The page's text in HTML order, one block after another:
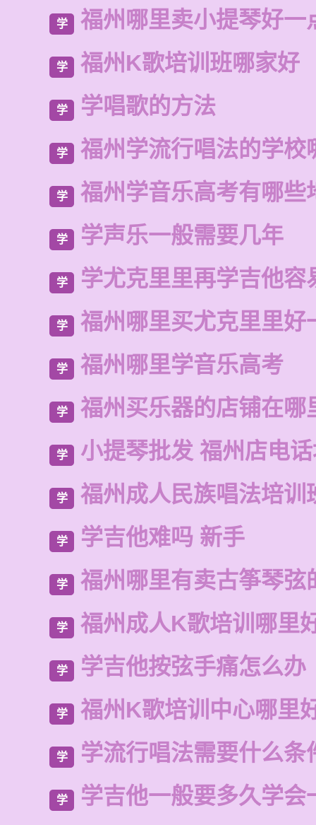
学 福州哪里卖小提琴好一
学 福州K歌培训班哪家好
学 学唱歌的方法
学 福州学流行唱法的学校
学 福州学音乐高考有哪些
学 学声乐一般需要几年
学 学尤克里里再学吉他容
学 福州哪里买尤克里里好
学 福州哪里学音乐高考
学 福州买乐器的店铺在哪
学 小提琴批发 福州店电
学 福州成人民族唱法培训
学 学吉他难吗 新手
学 福州哪里有卖古筝琴弦
学 福州成人K歌培训哪里
学 学吉他按弦手痛怎么办
学 福州K歌培训中心哪里
学 学流行唱法需要什么条
学 学吉他一般要多久学会